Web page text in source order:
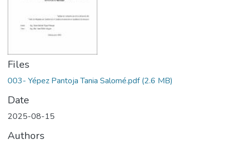
Files
003- Yépez Pantoja Tania Salomé.pdf(2.6 MB)
Date
2025-08-15
Authors